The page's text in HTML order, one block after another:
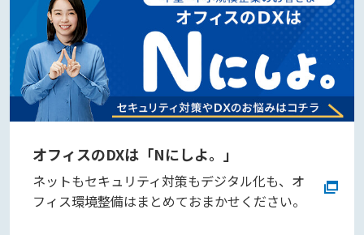
オフィスのDXは「Nにしよ。」
ネットもセキュリティ対策もデジタル化も、オ
フィス環境整備はまとめておまかせください。